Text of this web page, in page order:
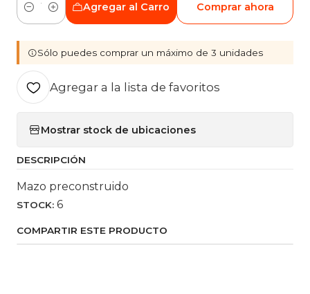
Cantidad
Agregar al Carro Comprar ahora
Sólo puedes comprar un máximo de 3 unidades
Agregar a la lista de favoritos
Mostrar stock de ubicaciones
DESCRIPCIÓN
Mazo preconstruido
STOCK: 6
COMPARTIR ESTE PRODUCTO